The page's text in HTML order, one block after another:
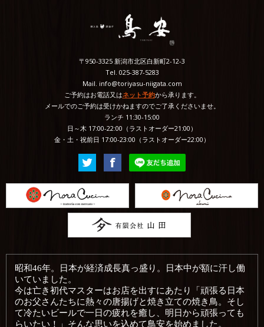
〒950-3325 新潟市北区白新町2-12-3
Tel. 025-387-5283
Mail. info@toriyasu-niigata.com
ご予約はお電話又はネット予約から承ります。
メールでのご予約は受けかねますのでご了承くださいませ。
ランチ 11:30-15:00
日～木 17:00-22:00（ラストオーダー21:00）
金・土・祝前日 17:00-23:00（ラストオーダー22:00）
昭和46年。日本が経済成長真っ盛り。日本中が額に汗し働
いていました。
今は亡き初代マスターはお店を出すにあたり「頑張る日本
のお父さんたちに熱々の唐揚げと焼き立ての焼き鳥。そし
て冷たいビールで一日の疲れを癒し、明日から頑張っても
らいたい！」そんな思いを込めて鳥安を始めました。